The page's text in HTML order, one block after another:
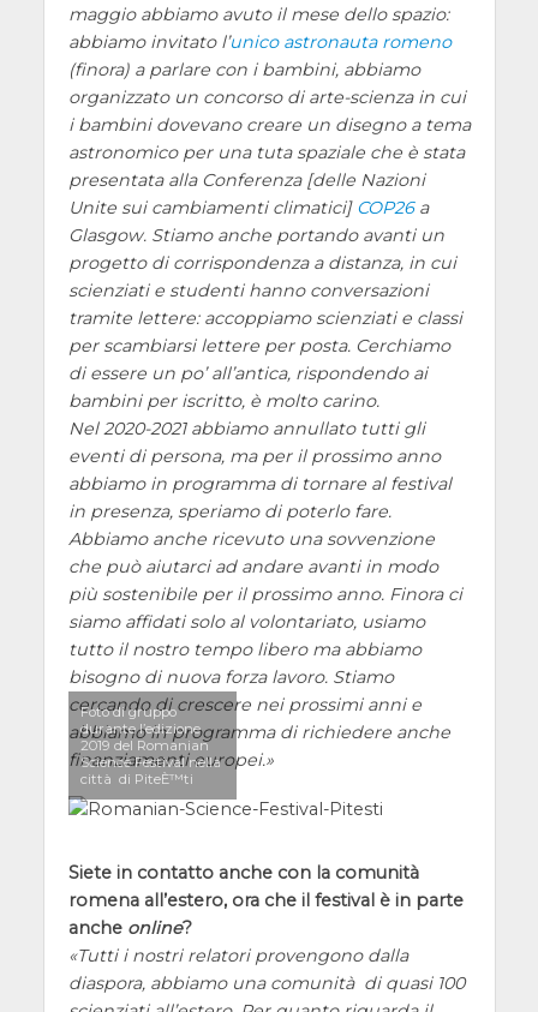
maggio abbiamo avuto il mese dello spazio:
abbiamo invitato l’unico astronauta romeno
(finora) a parlare con i bambini, abbiamo
organizzato un concorso di arte-scienza in cui
i bambini dovevano creare un disegno a tema
astronomico per una tuta spaziale che è stata
presentata alla Conferenza [delle Nazioni
Unite sui cambiamenti climatici] COP26a
Glasgow. Stiamo anche portando avanti un
progetto di corrispondenza a distanza, in cui
scienziati e studenti hanno conversazioni
tramite lettere: accoppiamo scienziati e classi
per scambiarsi lettere per posta. Cerchiamo
di essere un po’ all’antica, rispondendo ai
bambini per iscritto, è molto carino.
Nel 2020-2021 abbiamo annullato tutti gli
eventi di persona, ma per il prossimo anno
abbiamo in programma di tornare al festival
in presenza, speriamo di poterlo fare.
Abbiamo anche ricevuto una sovvenzione
che può aiutarci ad andare avanti in modo
più sostenibile per il prossimo anno. Finora ci
siamo affidati solo al volontariato, usiamo
tutto il nostro tempo libero ma abbiamo
bisogno di nuova forza lavoro. Stiamo
cercando di crescere nei prossimi anni e
abbiamo in programma di richiedere anche
finanziamenti europei.
Foto di gruppo
durante l’edizione
2019 del Romanian
Science Festival nella
città di PiteÈ™ti
Siete in contatto anche con la comunità
romena all’estero, ora che il festival è in parte
anche online?
Tutti i nostri relatori provengono dalla
diaspora, abbiamo una comunità di quasi 100